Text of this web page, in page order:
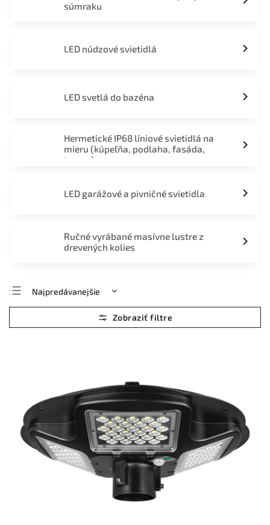
súmraku
LED núdzové svietidlá
LED svetlá do bazéna
Hermetické IP68 líniové svietidlá na
mieru (kúpeľňa, podlaha, fasáda,
terasa)
LED garážové a pivničné svietidla
Ručné vyrábané masívne lustre z
drevených kolies
Najpredávanejšie
Najlacnejšie
Najdrahšie